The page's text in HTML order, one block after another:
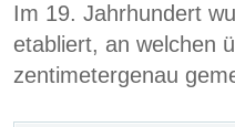
Im 19. Jahrhundert
etabliert, an welchen
zentimetergenau